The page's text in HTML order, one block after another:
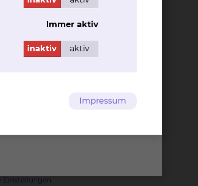
Prof. Dr. Tho­mas
Braunschweig
Fax: +49 531 595 1462
Einstellungen
Immer aktiv
inaktiv aktiv
Impressum